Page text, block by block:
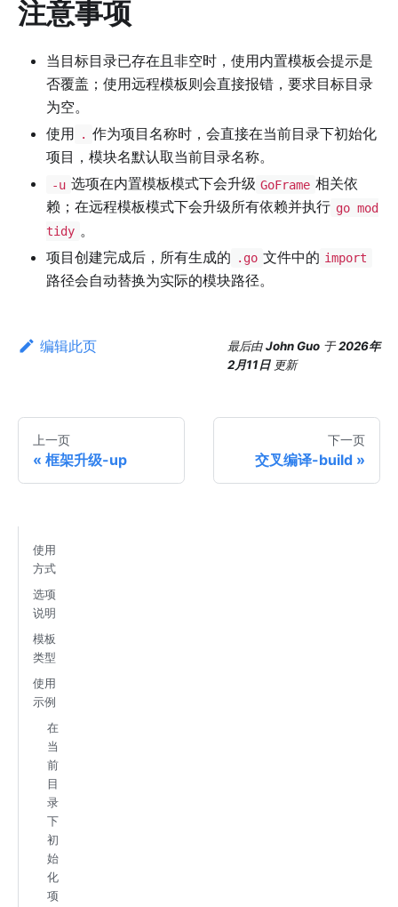
注意事项
当目标目录已存在且非空时，使用内置模板会提示是
否覆盖；使用远程模板则会直接报错，要求目标目录
为空。
使用
. 作为项目名称时，会直接在当前目录下初始化
项目，模块名默认取当前目录名称。
-u 选项在内置模板模式下会升级 GoFrame 相关依
赖；在远程模板模式下会升级所有依赖并执行 go mod
tidy 。
项目创建完成后，所有生成的
.go 文件中的 import
路径会自动替换为实际的模块路径。
编辑此页 最后由John Guo 于2026年
2月11日 更新
上一页
框架升级-up
下一页
交叉编译-build
使用
方式
选项
说明
模板
类型
使用
示例
在
当
前
目
录
下
初
始
化
项